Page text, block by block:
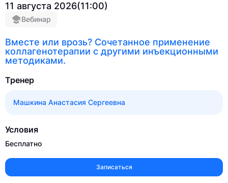
11 августа 2026(11:00)
Вебинар
Вместе или врозь? Сочетанное применение
коллагенотерапии с другими инъекционными
методиками.
Записаться
Тренер
Машкина Анастасия Сергеевна
Условия
Бесплатно